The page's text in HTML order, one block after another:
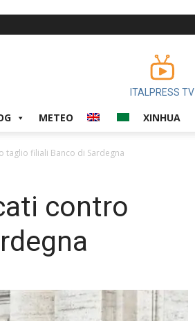
ITALPRESS TV
METEO XINHUA
taglio filiali Banco di Sardegna
contro